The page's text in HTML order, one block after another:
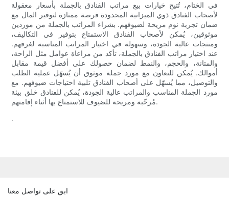
في الختام، تُتيح خيارات بيع مراتب الفنادق بالجملة بأسعار معقولة
لأصحاب الفنادق ذوي الميزانية المحدودة فرصة ممتازة لتوفير المال مع
ضمان تجربة نوم مريحة لضيوفهم. بشراء المراتب بالجملة من موردين
موثوقين، يُمكن لأصحاب الفنادق الاستمتاع بتوفير في التكاليف،
ومنتجات عالية الجودة، وسهولة في اختيار المراتب المناسبة لغرفهم.
عند اختيار مراتب الفنادق بالجملة، تأكد من مراعاة عوامل مثل الراحة،
والمتانة، والحجم، والنمط لضمان حصولك على أفضل قيمة مقابل
أموالك. يُمكن للتعاون مع مورد جملة موثوق أن يُسهّل عملية الطلب
والتوصيل، مما يُسهّل على أصحاب الفنادق تلبية احتياجات ضيوفهم. مع
مورد الجملة المناسب والمراتب عالية الجودة، يُمكن للفنادق خلق بيئة
مُرحّبة ومريحة للضيوف للاستمتاع بها أثناء إقامتهم.
.
ابق على تواصل معنا